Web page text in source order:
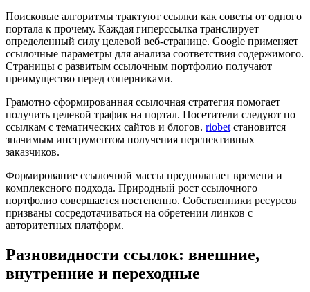
Поисковые алгоритмы трактуют ссылки как советы от одного
портала к прочему. Каждая гиперссылка транслирует
определенный силу целевой веб-странице. Google применяет
ссылочные параметры для анализа соответствия содержимого.
Страницы с развитым ссылочным портфолио получают
преимущество перед соперниками.
Грамотно сформированная ссылочная стратегия помогает
получить целевой трафик на портал. Посетители следуют по
ссылкам с тематических сайтов и блогов. riobet становится
значимым инструментом получения перспективных
заказчиков.
Формирование ссылочной массы предполагает времени и
комплексного подхода. Природный рост ссылочного
портфолио совершается постепенно. Собственники ресурсов
призваны сосредотачиваться на обретении линков с
авторитетных платформ.
Разновидности ссылок: внешние,
внутренние и переходные